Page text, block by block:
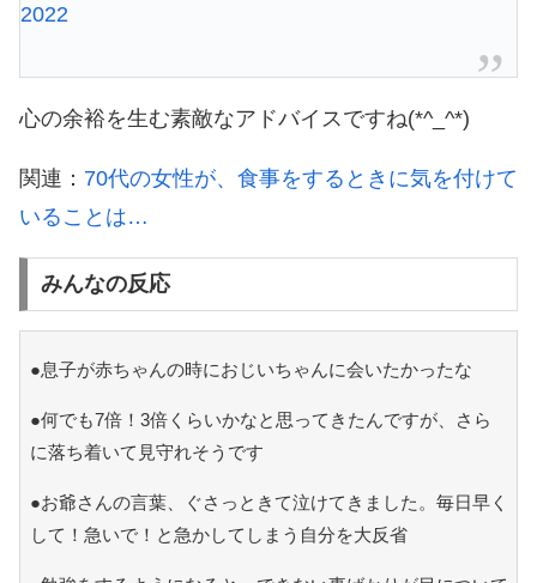
2022
心の余裕を生む素敵なアドバイスですね(*^_^*)
関連： 70代の女性が、食事をするときに気を付けて
いることは…
みんなの反応
●息子が赤ちゃんの時におじいちゃんに会いたかったな
●何でも7倍！3倍くらいかなと思ってきたんですが、さら
に落ち着いて見守れそうです
●お爺さんの言葉、ぐさっときて泣けてきました。毎日早く
して！急いで！と急かしてしまう自分を大反省